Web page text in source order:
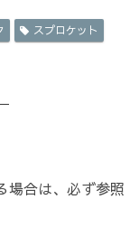
スプロケット
場合は、必ず参照